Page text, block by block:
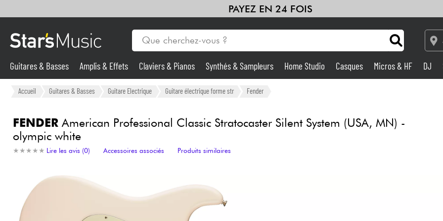
PAYEZ EN 24 FOIS
Guitares & Basses Amplis & Effets
Synthés & Sampleurs Home Studio
Micros & HF
Violons & Quatuor
Guitares & Basses Amplis & Effets Claviers & Pianos Synthés & Sampleurs Home Studio Casques Micros & HF DJ
Accueil Guitares & Basses Guitare Electrique Guitare électrique forme str Fender
FENDERAmerican Professional Classic Stratocaster Silent System (USA, MN) -
olympic white
★ ★ ★ ★ ★
★ ★ ★ ★ ★ Lire les avis (0) Accessoires associés Produits similaires